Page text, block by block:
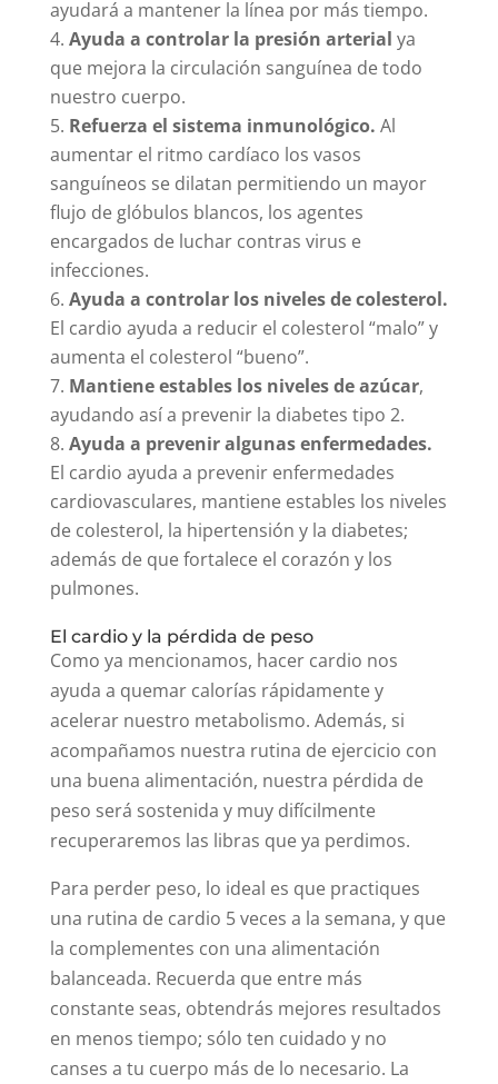
nuestro cuerpo. Ejercitarnos regularmente nos
ayudará a mantener la línea por más tiempo.
Ayuda a controlar la presión arterialya
que mejora la circulación sanguínea de todo
nuestro cuerpo.
Refuerza el sistema inmunológico.
aumentar el ritmo cardíaco los vasos
sanguíneos se dilatan permitiendo un mayor
flujo de glóbulos blancos, los agentes
encargados de luchar contras virus e
infecciones.
Ayuda a controlar los niveles de colesterol.
El cardio ayuda a reducir el colesterol “malo” y
aumenta el colesterol “bueno”.
Mantiene estables los niveles de azúcar
ayudando así a prevenir la diabetes tipo 2.
Ayuda a prevenir algunas enfermedades.
El cardio ayuda a prevenir enfermedades
cardiovasculares, mantiene estables los niveles
de colesterol, la hipertensión y la diabetes;
además de que fortalece el corazón y los
El cardio y la pérdida de peso
Como ya mencionamos, hacer cardio nos
ayuda a quemar calorías rápidamente y
acelerar nuestro metabolismo. Además, si
acompañamos nuestra rutina de ejercicio con
una buena alimentación, nuestra pérdida de
peso será sostenida y muy difícilmente
Para perder peso, lo ideal es que practiques
una rutina de cardio 5 veces a la semana, y que
la complementes con una alimentación
balanceada. Recuerda que entre más
constante seas, obtendrás mejores resultados
en menos tiempo; sólo ten cuidado y no